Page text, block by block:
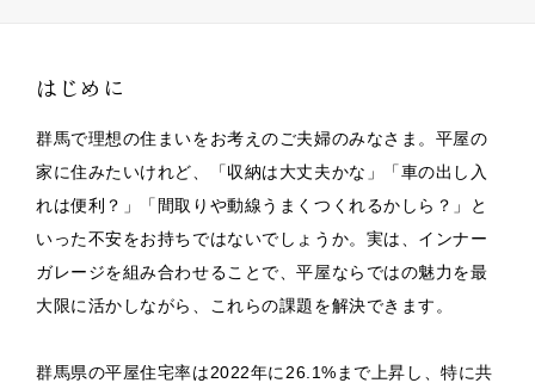
はじめに
群馬で理想の住まいをお考えのご夫婦のみなさま。平屋の
家に住みたいけれど、「収納は大丈夫かな」「車の出し入
れは便利？」「間取りや動線うまくつくれるかしら？」と
いった不安をお持ちではないでしょうか。実は、インナー
ガレージを組み合わせることで、平屋ならではの魅力を最
大限に活かしながら、これらの課題を解決できます。
群馬県の平屋住宅率は2022年に26.1%まで上昇し、特に共